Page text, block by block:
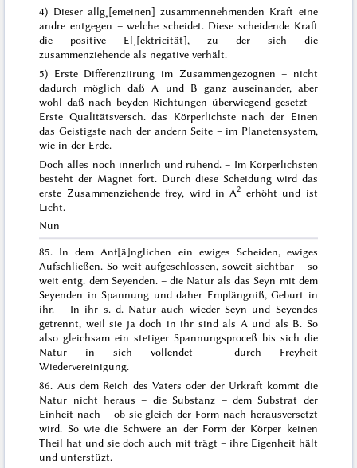
4) Dieser allg˖[emeinen] zusammennehmenden Kraft eine
andre entgegen – welche scheidet. Diese scheidende Kraft
die positive El˖[ektricität], zu der sich die
zusammenziehende als negative verhält.
5) Erste Differenziirung im Zusammengezognen – nicht
dadurch möglich daß A und B ganz auseinander, aber
wohl daß nach beyden Richtungen überwiegend gesetzt –
Erste Qualitätsversch. das Körperlichste nach der Einen
das Geistigste nach der andern Seite – im Planetensystem,
wie in der Erde.
Doch alles noch innerlich und ruhend. – Im Körperlichsten
besteht der Magnet fort. Durch diese Scheidung wird das
erste Zusammenziehende frey, wird in A2 erhöht und ist
Licht.
Nun
85. In dem Anf[ä]nglichen ein ewiges Scheiden, ewiges
Aufschließen. So weit aufgeschlossen, soweit sichtbar – so
weit entg. dem Seyenden. – die Natur als das Seyn mit dem
Seyenden in Spannung und daher Empfängniß, Geburt in
ihr. – In ihr s. d. Natur auch wieder Seyn und Seyendes
getrennt, weil sie ja doch in ihr sindals A und als B. So
also gleichsam ein stetiger Spannungsproceß bis sich die
Natur in sich vollendet – durch Freyheit
Wiedervereinigung.
86. Aus dem Reich des Vaters oder der Urkraft kommt die
Natur nicht heraus – die Substanz – dem Substrat der
Einheit nach – ob sie gleich der Form nach herausversetzt
wird. So wie die Schwere an der Form der Körper keinen
Theil hat und sie doch auch mit trägt – ihreEigenheit hält
und unterstüzt.